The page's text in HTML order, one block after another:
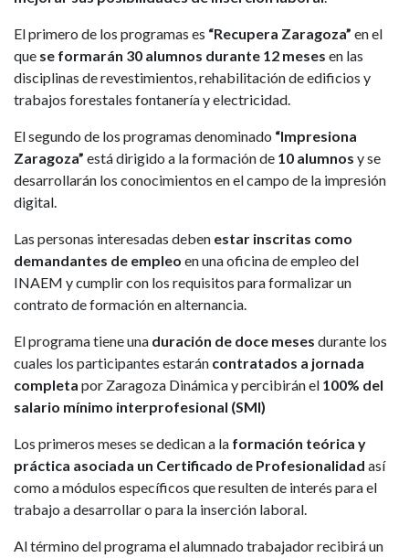
El primero de los programas es “Recupera Zaragoza” en el
que se formarán 30 alumnos durante 12 meses en las
disciplinas de revestimientos, rehabilitación de edificios y
trabajos forestales fontanería y electricidad.
El segundo de los programas denominado “Impresiona
Zaragoza” está dirigido a la formación de 10 alumnos y se
desarrollarán los conocimientos en el campo de la impresión
digital.
Las personas interesadas deben estar inscritas como
demandantes de empleo en una oficina de empleo del
INAEM y cumplir con los requisitos para formalizar un
contrato de formación en alternancia.
El programa tiene una duración de doce meses durante los
cuales los participantes estarán contratados a jornada
completa por Zaragoza Dinámica y percibirán el 100% del
salario mínimo interprofesional (SMI)
Los primeros meses se dedican a la formación teórica y
práctica asociada un Certificado de Profesionalidad así
como a módulos específicos que resulten de interés para el
trabajo a desarrollar o para la inserción laboral.
Al término del programa el alumnado trabajador recibirá un